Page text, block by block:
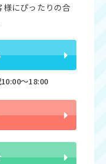
にぴったりの合
〜18:00